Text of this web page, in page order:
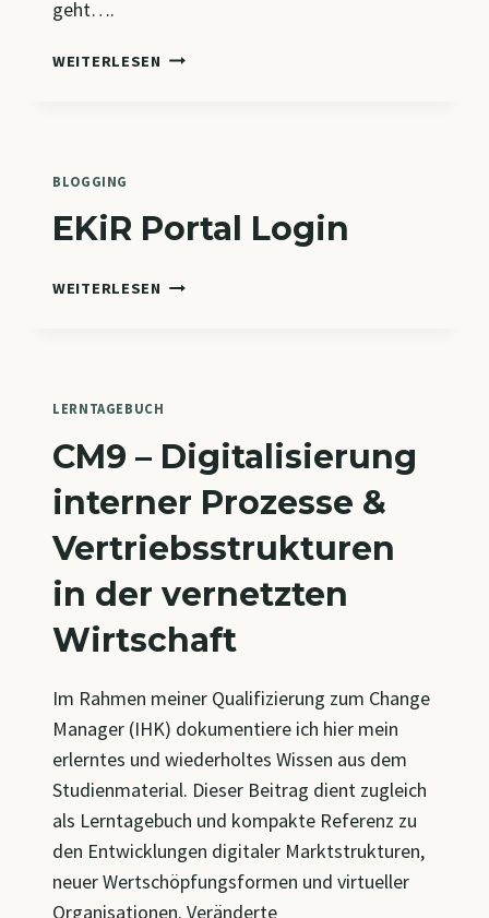
geht….
WEITERLESEN KI
BLOGGING
EKiR Portal Login
WEITERLESEN EKIR
LERNTAGEBUCH
CM9 – Digitalisierung
interner Prozesse &
Vertriebsstrukturen
in der vernetzten
Wirtschaft
Im Rahmen meiner Qualifizierung zum Change
Manager (IHK) dokumentiere ich hier mein
erlerntes und wiederholtes Wissen aus dem
Studienmaterial. Dieser Beitrag dient zugleich
als Lerntagebuch und kompakte Referenz zu
den Entwicklungen digitaler Marktstrukturen,
neuer Wertschöpfungsformen und virtueller
Organisationen. Veränderte